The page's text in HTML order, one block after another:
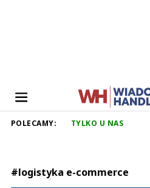
POLECAMY: TYLKO U NAS
#logistyka e-commerce